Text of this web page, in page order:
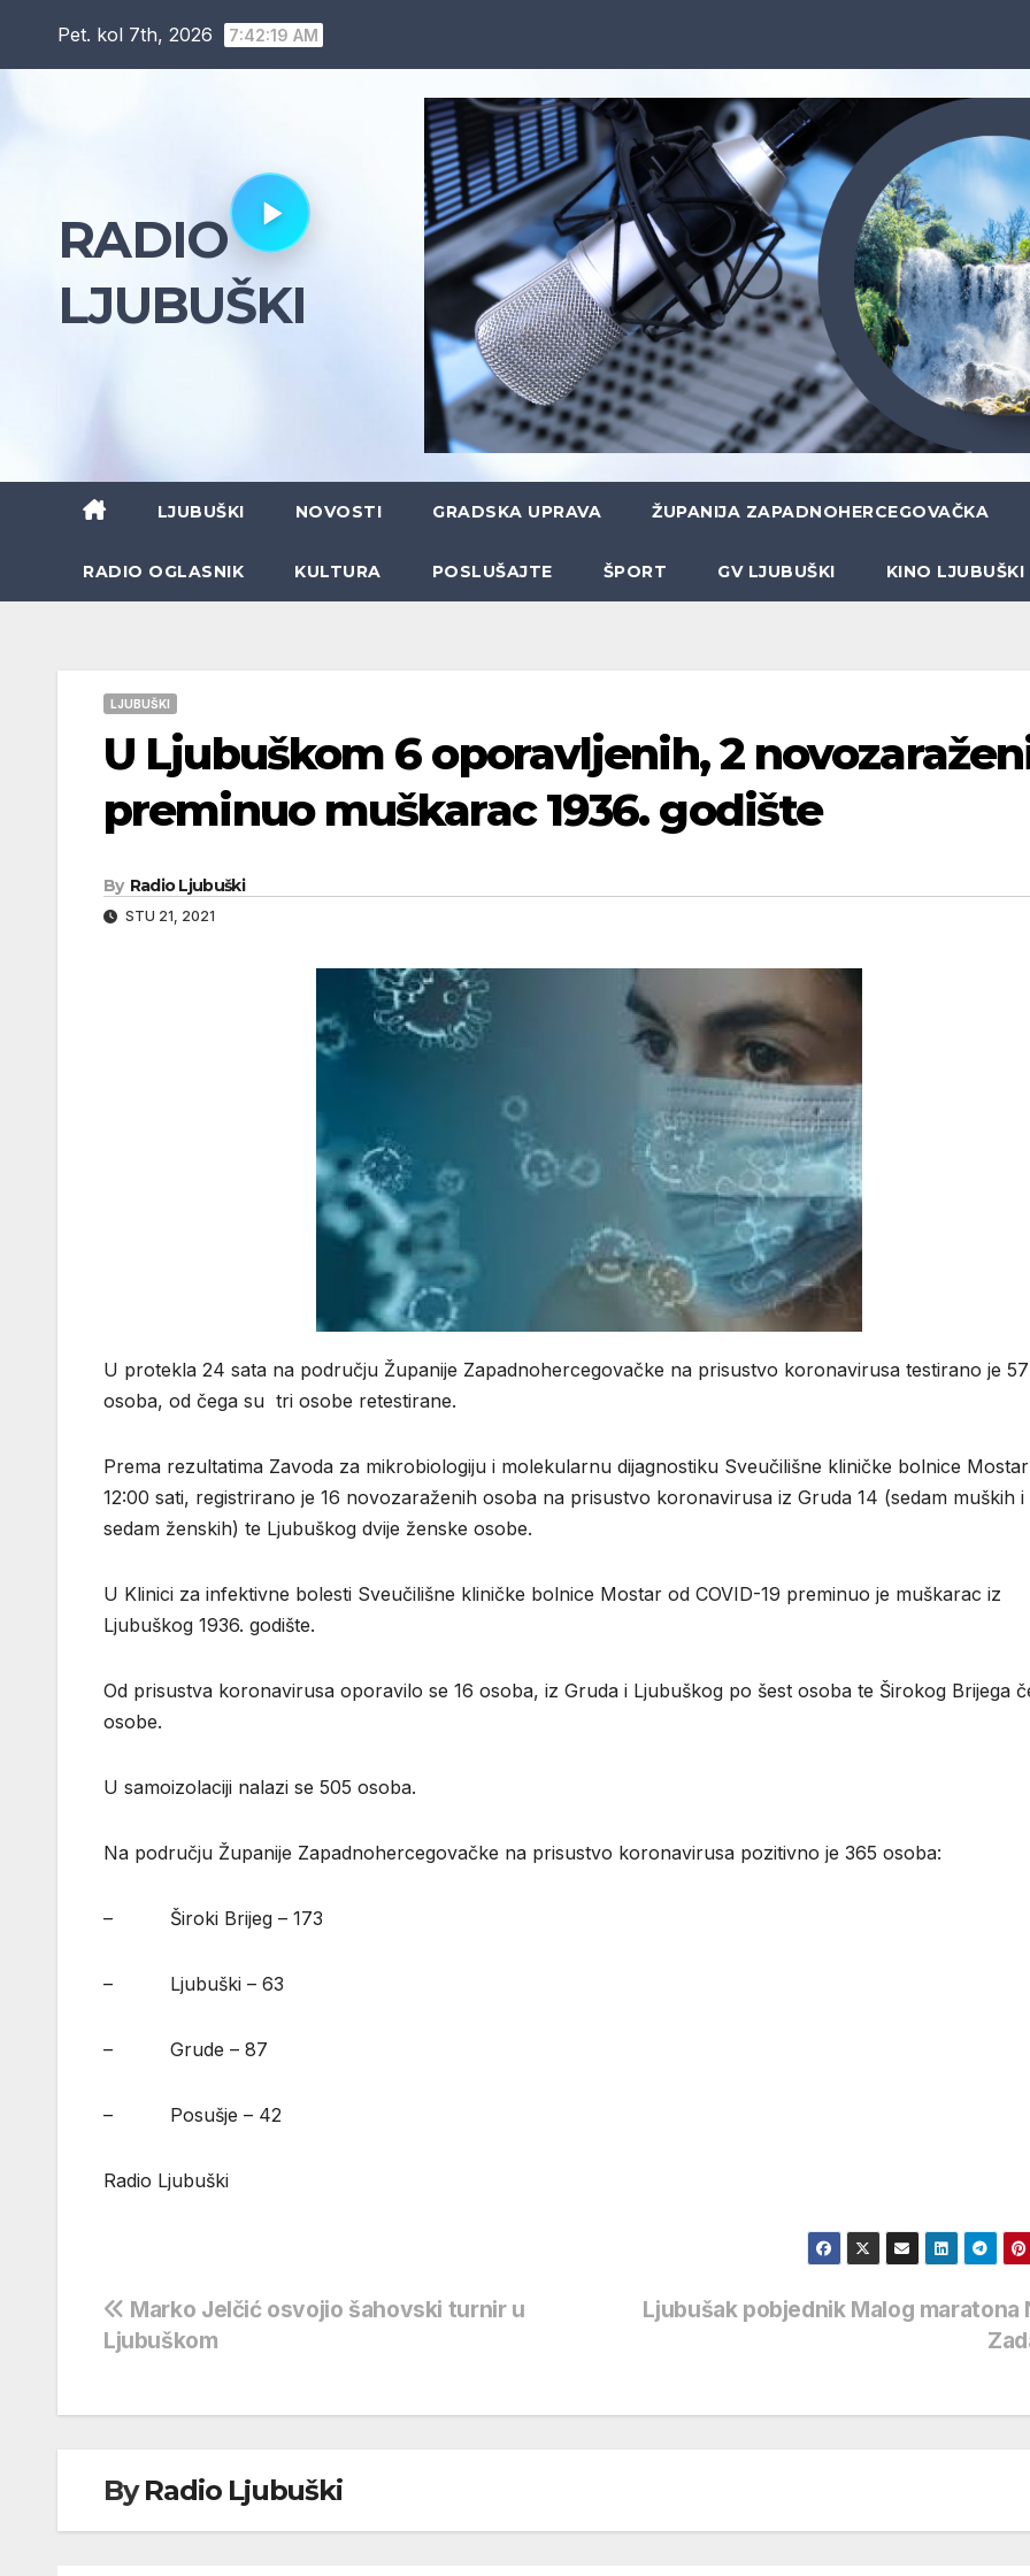
Pet. kol 7th, 2026 7:42:20 AM
RADIO
LJUBUŠKI
LJUBUŠKI NOVOSTI GRADSKA UPRAVA ŽUPANIJA ZAPADNOHERCEGOVAČKA
RADIO OGLASNIK KULTURA POSLUŠAJTE ŠPORT GV LJUBUŠKI KINO LJUBUŠKI
LJUBUŠKI
U Ljubuškom 6 oporavljenih, 2
preminuo muškarac 1936. godište
By Radio Ljubuški
STU 21, 2021
U protekla 24 sata na području Županije Zapadnohercegovačke na prisustvo koronavirusa testirano je 57
osoba, od čega su tri osobe retestirane.
Prema rezultatima Zavoda za mikrobiologiju i molekularnu dijagnostiku Sveučilišne kliničke bolnice
12:00 sati, registrirano je 16 novozaraženih osoba na prisustvo koronavirusa iz Gruda 14 (sedam muških i
sedam ženskih) te Ljubuškog dvije ženske osobe.
U Klinici za infektivne bolesti Sveučilišne kliničke bolnice Mostar od COVID-19 preminuo je muškarac iz
Ljubuškog 1936. godište.
Od prisustva koronavirusa oporavilo se 16 osoba, iz Gruda i Ljubuškog po šest osoba te Širokog Brijega
osobe.
U samoizolaciji nalazi se 505 osoba.
Na području Županije Zapadnohercegovačke na prisustvo koronavirusa pozitivno je 365 osoba:
– Široki Brijeg – 173
– Ljubuški – 63
– Grude – 87
– Posušje – 42
Radio Ljubuški
Navigacija
objava
Ljubušak pobjednik Malog maratona
Marko Jelčić osvojio šahovski turnir u
Ljubuškom
ByRadio Ljubuški